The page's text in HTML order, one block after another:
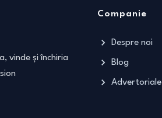
vinde și închiria
Companie
Despre noi
Blog
Advertoriale